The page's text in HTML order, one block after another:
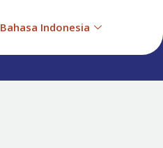
Bahasa Indonesia